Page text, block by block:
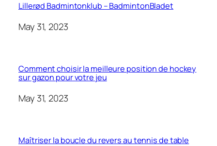
Lillerød Badmintonklub – BadmintonBladet
May 31, 2023
Comment choisir la meilleure position de hockey
sur gazon pour votre jeu
May 31, 2023
Maîtriser la boucle du revers au tennis de table